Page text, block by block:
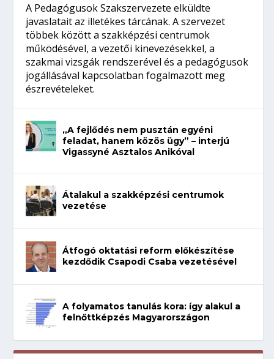
A Pedagógusok Szakszervezete elküldte
javaslatait az illetékes tárcának. A szervezet
többek között a szakképzési centrumok
működésével, a vezetői kinevezésekkel, a
szakmai vizsgák rendszerével és a pedagógusok
jogállásával kapcsolatban fogalmazott meg
észrevételeket.
„A fejlődés nem pusztán egyéni
feladat, hanem közös ügy” – interjú
Vigassyné Asztalos Anikóval
Átalakul a szakképzési centrumok
vezetése
Átfogó oktatási reform előkészítése
kezdődik Csapodi Csaba vezetésével
A folyamatos tanulás kora: így alakul a
felnőttképzés Magyarországon